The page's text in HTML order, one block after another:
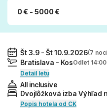
0 € - 5000 €
Št 3.9 - Št 10.9.2026(7
Bratislava - KosOdlet
Detail letu
All inclusive
Dvojlôžková izba Výhľad
Popis hotela od CK